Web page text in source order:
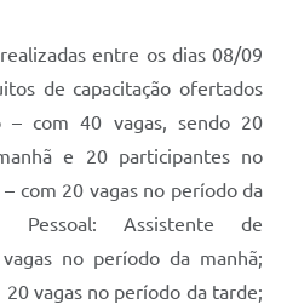
entre os dias 08/09
de capacitação ofertados
– com 40 vagas, sendo 20
e 20 participantes no
com 20 vagas no período da
Assistente de
no período da manhã;
vagas no período da tarde;